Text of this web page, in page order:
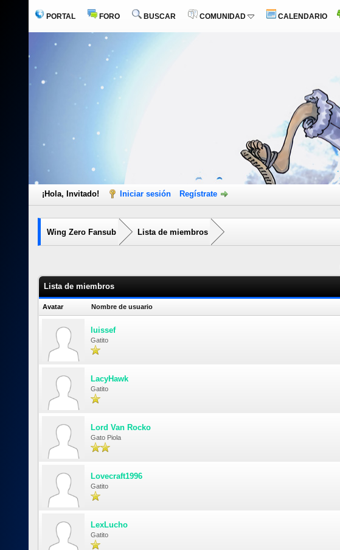
PORTAL FORO BUSCAR COMUNIDAD CALENDARIO
¡Hola, Invitado! Iniciar sesión Regístrate
Wing Zero Fansub Lista de miembros
Lista de miembros
Avatar Nombre de usuario
luissef
Gatito
LacyHawk
Gatito
Lord Van Rocko
Gato Piola
Lovecraft1996
Gatito
LexLucho
Gatito